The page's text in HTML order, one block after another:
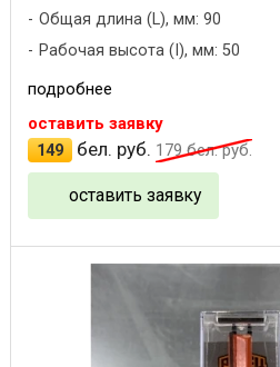
Общая длина (L), мм: 90
Рабочая высота (I), мм: 50
подробнее
оставить заявку
149
бел. руб. 179бел. руб.
оставить заявку